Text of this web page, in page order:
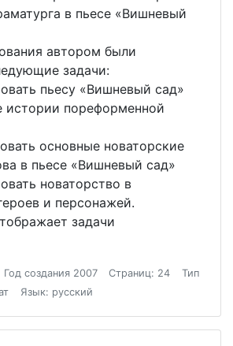
в пьесе «Вишневый
автором были
задачи:
пьесу «Вишневый сад»
истории пореформенной
основные новаторские
в пьесе «Вишневый сад»
новаторство в
и персонажей.
задачи
Год создания 2007 Страниц: 24
Тип
Язык: русский